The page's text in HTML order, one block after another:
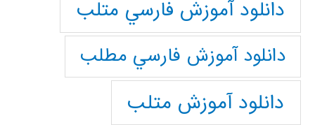
دانلود آموزش فارسي متلب
دانلود آموزش فارسي مطلب
دانلود آموزش متلب